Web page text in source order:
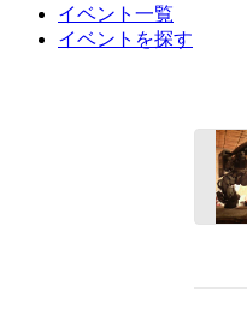
イベント一覧
イベントを探す